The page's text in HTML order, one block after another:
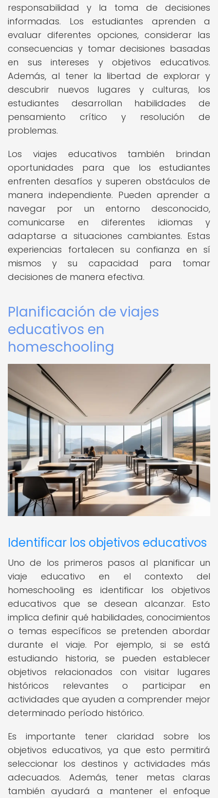
responsabilidad y la toma de decisiones
informadas. Los estudiantes aprenden a
evaluar diferentes opciones, considerar las
consecuencias y tomar decisiones basadas
en sus intereses y objetivos educativos.
Además, al tener la libertad de explorar y
descubrir nuevos lugares y culturas, los
estudiantes desarrollan habilidades de
pensamiento crítico y resolución de
problemas.
Los viajes educativos también brindan
oportunidades para que los estudiantes
enfrenten desafíos y superen obstáculos de
manera independiente. Pueden aprender a
navegar por un entorno desconocido,
comunicarse en diferentes idiomas y
adaptarse a situaciones cambiantes. Estas
experiencias fortalecen su confianza en sí
mismos y su capacidad para tomar
decisiones de manera efectiva.
Planificación de viajes
educativos en
homeschooling
Identificar los objetivos educativos
Uno de los primeros pasos al planificar un
viaje educativo en el contexto del
homeschooling es identificar los objetivos
educativos que se desean alcanzar. Esto
implica definir qué habilidades, conocimientos
o temas específicos se pretenden abordar
durante el viaje. Por ejemplo, si se está
estudiando historia, se pueden establecer
objetivos relacionados con visitar lugares
históricos relevantes o participar en
actividades que ayuden a comprender mejor
determinado período histórico.
Es importante tener claridad sobre los
objetivos educativos, ya que esto permitirá
seleccionar los destinos y actividades más
adecuados. Además, tener metas claras
también ayudará a mantener el enfoque